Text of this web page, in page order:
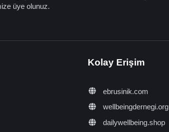
üye olunuz.
Kolay Erişim
ebrusinik.com
wellbeingdernegi.org
dailywellbeing.shop